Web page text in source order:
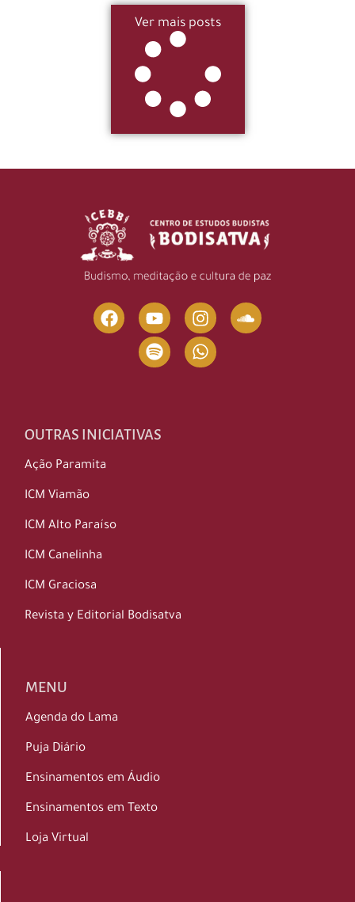
Ver mais posts
OUTRAS INICIATIVAS
Ação Paramita
ICM Viamão
ICM Alto Paraíso
ICM Canelinha
ICM Graciosa
Revista y Editorial Bodisatva
MENU
Agenda do Lama
Puja Diário
Ensinamentos em Áudio
Ensinamentos em Texto
Loja Virtual